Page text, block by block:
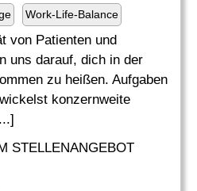
Work-Life-Balance
von Patienten und
uns darauf, dich in der
zu heißen. Aufgaben
konzernweite
STELLENANGEBOT